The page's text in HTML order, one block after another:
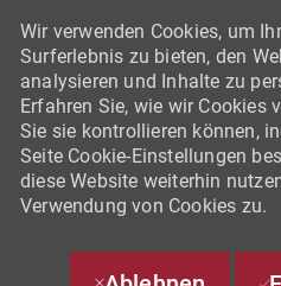
Wir verwenden Cookies, um
Surferlebnis zu bieten, den
analysieren und Inhalte zu
Erfahren Sie, wie wir Cookies
Sie sie kontrollieren können,
Seite Cookie-Einstellungen
diese Website weiterhin
Verwendung von Cookies zu.